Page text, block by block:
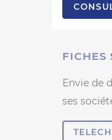
FICHES
Envie de
ses